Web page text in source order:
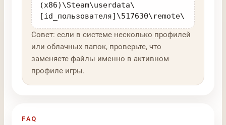
(x86)\Steam\userdata\
[id_пользователя]\517630\remote\
Совет: если в системе несколько профилей
или облачных папок, проверьте, что
заменяете файлы именно в активном
профиле игры.
FAQ